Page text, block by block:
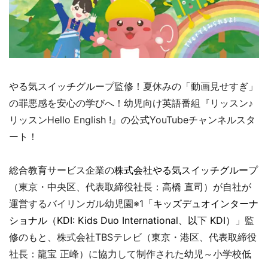
やる気スイッチグループ監修！夏休みの「動画見せすぎ」
の罪悪感を安心の学びへ！幼児向け英語番組『リッスン♪
リッスンHello English !』の公式YouTubeチャンネルスタ
ート！
総合教育サービス企業の株式会社やる気スイッチグループ
（東京・中央区、代表取締役社長：高橋 直司）が自社が
運営するバイリンガル幼児園※1「キッズデュオインターナ
ショナル（KDI: Kids Duo International、以下 KDI）
」監
修のもと、株式会社TBSテレビ（東京・港区、代表取締役
社長：龍宝 正峰）に協力して制作された幼児～小学校低